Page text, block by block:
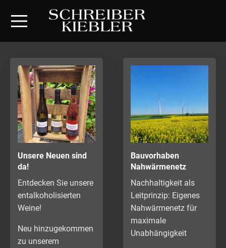
Unsere Neuen sind
da!
Entdecken Sie unsere
entalkoholisierten
Weine!
Neu hinzugekommen
zu unserem
Bauvorhaben
Nahwärmenetz
Nachhaltigkeit als
Leitprinzip: Eigenes
Nahwärmenetz für
maximale
Unabhängigkeit